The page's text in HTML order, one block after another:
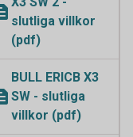
slutliga villkor
(pdf)
BULL ERICB X3
SW - slutliga
villkor (pdf)